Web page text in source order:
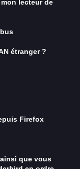
lecteur de
étranger ?
Firefox
que vous